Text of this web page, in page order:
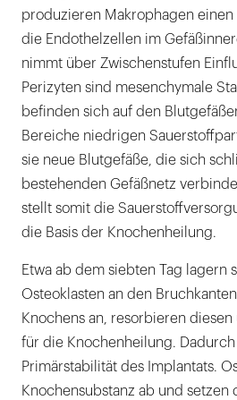
produzieren Makrophagen einen
die Endothelzellen im
nimmt über Zwischenstufen
Perizyten sind mesenchymale
befinden sich auf den
Bereiche niedrigen
sie neue Blutgefäße, die sich
bestehenden Gefäßnetz
stellt somit die
die Basis der Knochenheilung.
Etwa ab dem siebten Tag lagern
Osteoklasten an den
Knochens an, resorbieren
für die Knochenheilung.
Primärstabilität des Implantats.
Knochensubstanz ab und setzen